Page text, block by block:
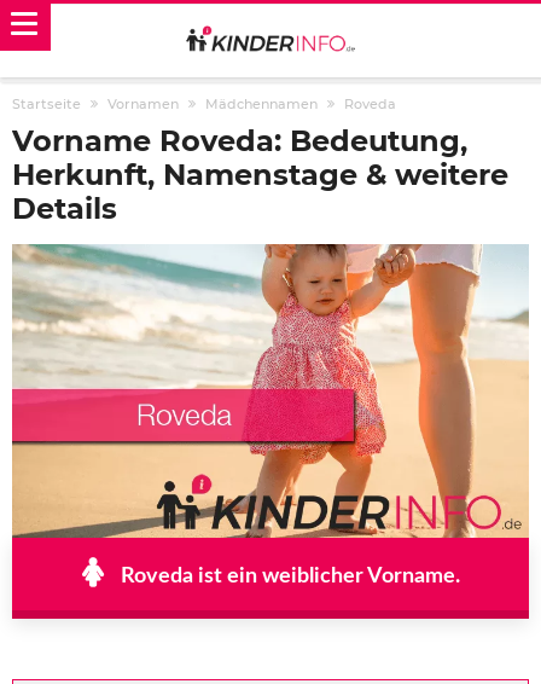
Startseite Vornamen Mädchennamen Roveda
Vorname Roveda: Bedeutung,
Herkunft, Namenstage & weitere
Details
Roveda ist ein weiblicher Vorname.